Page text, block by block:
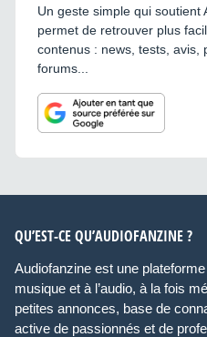
Un geste simple qui soutient
permet de retrouver plus
contenus : news, tests, avis,
forums...
QU’EST-CE QU’AUDIOFANZINE ?
Audiofanzine est une
musique et à l’audio, à la fois
petites annonces, base de
active de passionnés et de